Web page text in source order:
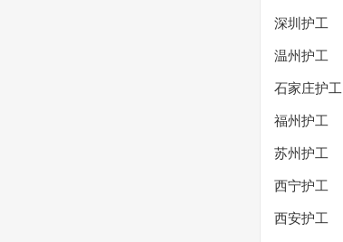
深圳护工
温州护工
石家庄护工
福州护工
苏州护工
西宁护工
西安护工